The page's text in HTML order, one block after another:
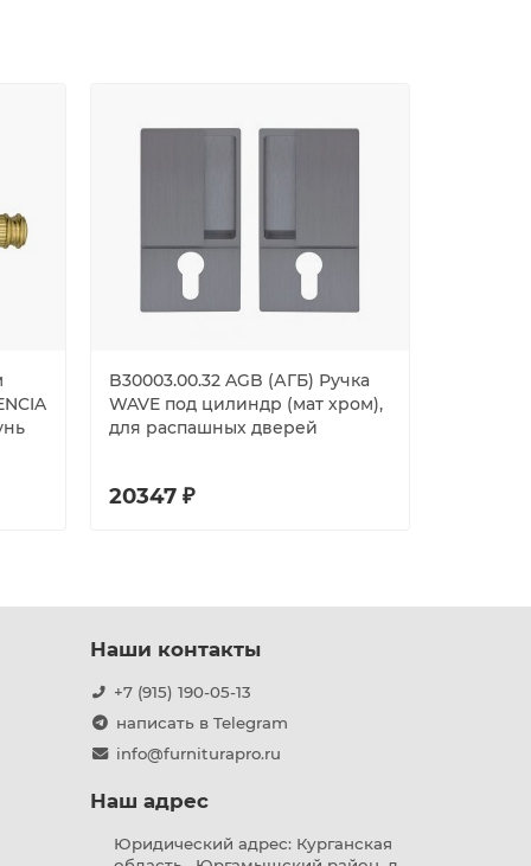
B30003.00.32 AGB (АГБ) Ручка
WAVE под цилиндр (мат хром),
для распашных дверей
20347 ₽
Наши контакты
+7 (915) 190-05-13
написать в Telegram
info@furniturapro.ru
Наш адрес
Юридический адрес: Курганская